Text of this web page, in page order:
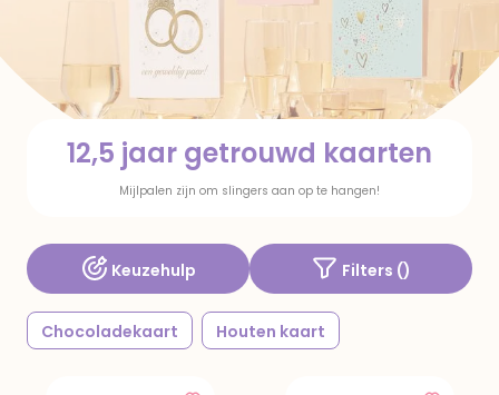
12,5 jaar getrouwd kaarten
Mijlpalen zijn om slingers aan op te hangen!
Keuzehulp Filters ()
Chocoladekaart Houten kaart